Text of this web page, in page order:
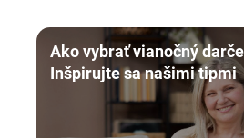
Ako vybrať vianočný
Inšpirujte sa našimi tipmi